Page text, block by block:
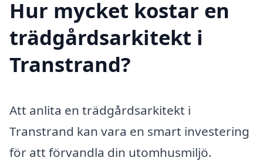
Hur mycket kostar en
trädgårdsarkitekt i
Transtrand?
Att anlita en trädgårdsarkitekt i
Transtrand kan vara en smart investering
för att förvandla din utomhusmiljö.